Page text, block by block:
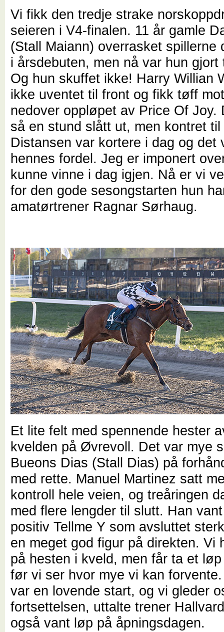
Vi fikk den tredje strake
seieren i V4-finalen. 11 år gamle
(Stall Maiann) overrasket spillerne
i årsdebuten, men nå var hun gjort
Og hun skuffet ikke! Harry Willian
ikke uventet til front og fikk tøff
nedover oppløpet av Price Of Joy.
så en stund slått ut, men kontret
Distansen var kortere i dag og det
hennes fordel. Jeg er imponert
kunne vinne i dag igjen. Nå er vi
for den gode sesongstarten hun
amatørtrener Ragnar Sørhaug.
Et lite felt med spennende hester
kvelden på Øvrevoll. Det var mye
Bueons Dias (Stall Dias) på
med rette. Manuel Martinez satt
kontroll hele veien, og treåringen
med flere lengder til slutt. Han
positiv Tellme Y som avsluttet
en meget god figur på direkten. Vi
på hesten i kveld, men får ta et
før vi ser hvor mye vi kan
var en lovende start, og vi gleder
fortsettelsen, uttalte trener
også vant løp på åpningsdagen.